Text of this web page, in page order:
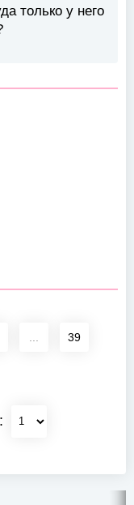
только у него
39